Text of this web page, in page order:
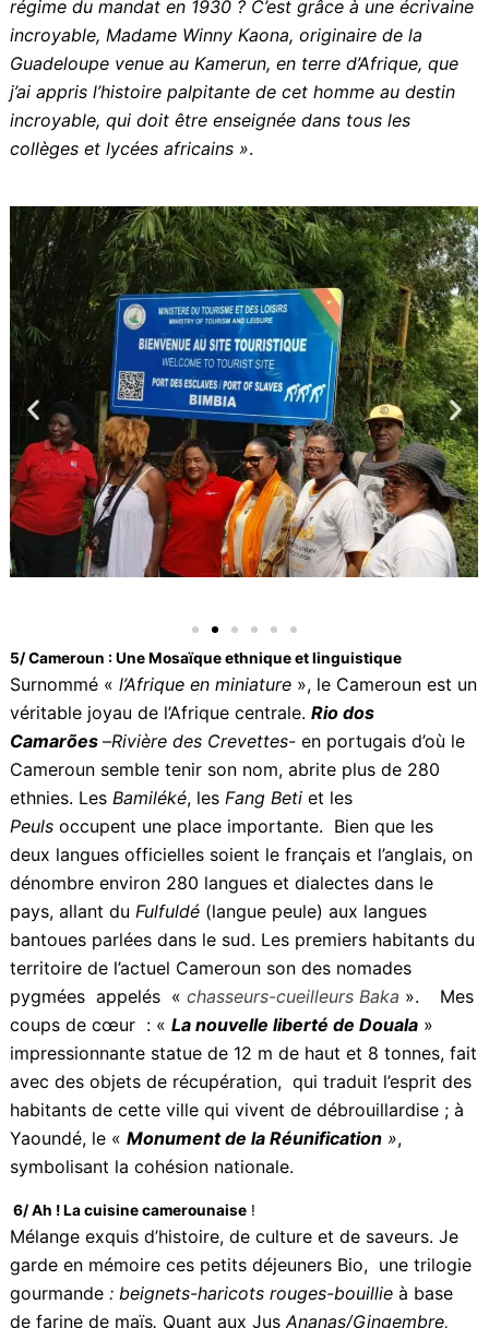
Groupe Canal 2 International (TV et radio). Enseignant de
sociologie historique à l’Université et Grandes Ecoles.
Ecrivain et surtout amateur de biographies de
personnages historiques Africains. Il a été très
impressionné par mon ouvrage dédié à
Baghio’o, (magistrat iconoclaste muté en Afrique).
sujet, il écrit :
«Qui connaît Henri Jean-Louis, l’avocat noir venu des
Antilles qui sera le conseiller juridique de Ngondo
devant La Société des Nations (SDN) pour la fin du
régime du mandat en 1930 ? C’est grâce à une
écrivaine incroyable, Madame Winny Kaona, originaire
de la Guadeloupe venue au Kamerun, en terre
d’Afrique, que j’ai appris l’histoire palpitante de cet
homme au destin incroyable, qui doit être enseignée
dans tous les collèges et lycées africains ».
5/ Cameroun : Une Mosaïque ethnique et linguistique
Surnommé « l’Afrique en miniature », le Cameroun est
un véritable joyau de l’Afrique centrale. Rio dos
Camarões –Rivière des Crevettes-en portugais d’où
le Cameroun semble tenir son nom, abrite plus de 280
ethnies. LesBamiléké, lesFang Betiet les
Peuls occupent une place importante. Bien que les
deux langues officielles soient le français et l’anglais,
on dénombre environ 280 langues et dialectes dans le
pays, allant duFulfuldé(langue peule) aux langues
bantoues parlées dans le sud. Les premiers habitants
du territoire de l’actuel Cameroun son des nomades
pygmées appelés «chasseurs-
cueilleurs Baka». Mes coups de cœur : «La
nouvelle liberté de Douala» impressionnante statue